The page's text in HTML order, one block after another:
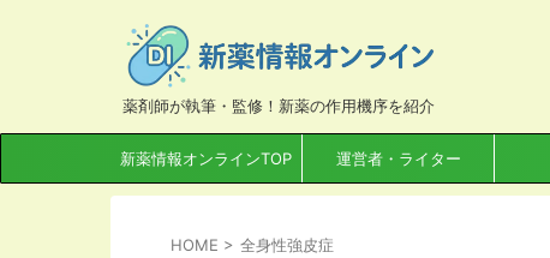
薬剤師が執筆・監修！新薬の作用機序を紹介
新薬情報オンラインTOP 運営者・ライター
HOME > 全身性強皮症